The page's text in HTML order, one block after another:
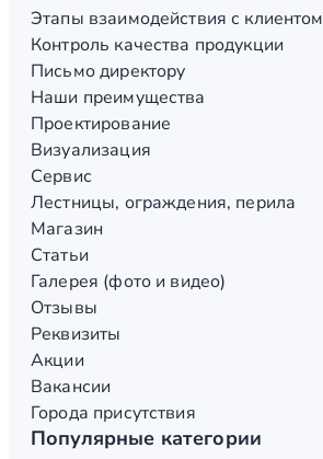
Этапы взаимодействия с клиентом
Контроль качества продукции
Письмо директору
Наши преимущества
Проектирование
Визуализация
Сервис
Лестницы, ограждения, перила
Магазин
Статьи
Галерея (фото и видео)
Отзывы
Реквизиты
Акции
Вакансии
Города присутствия
Популярные категории